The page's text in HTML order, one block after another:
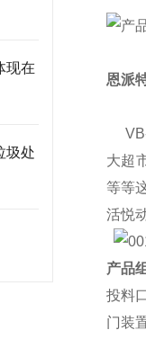
现在
圾处
恩派
VB-
大超
等等
活悦
产品
投料
门装